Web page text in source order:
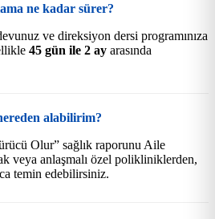
ne kadar sürer?
ve direksiyon dersi programınıza
45 gün ile 2 ay arasında
alabilirim?
Olur” sağlık raporunu Aile
veya anlaşmalı özel polikliniklerden,
temin edebilirsiniz.